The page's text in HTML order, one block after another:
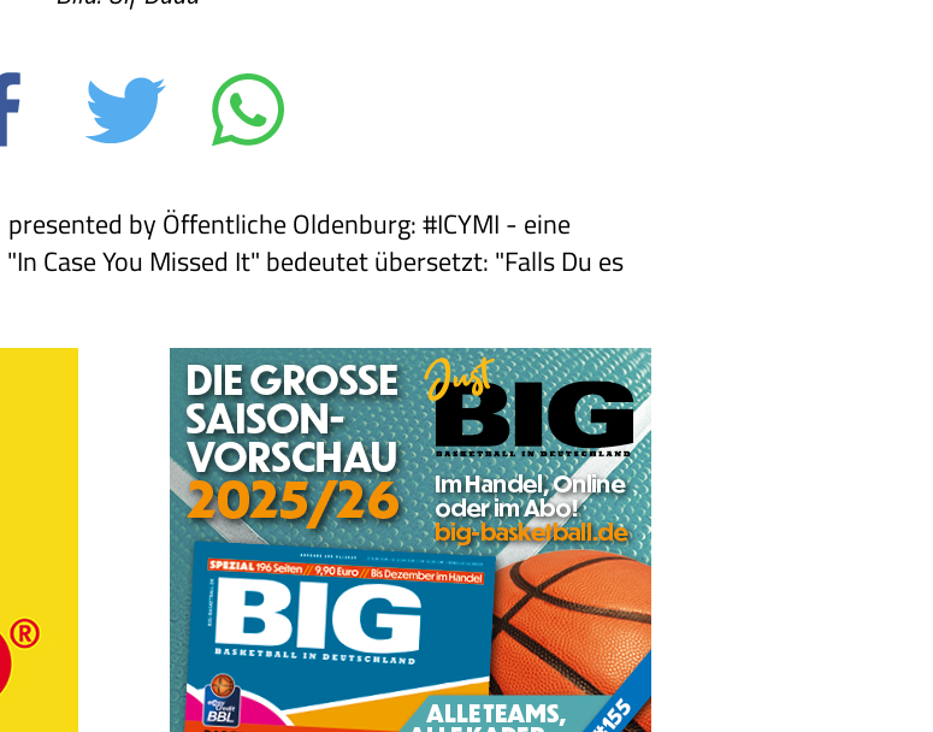
by Öffentliche Oldenburg: #ICYMI - eine
Case You Missed It" bedeutet übersetzt: "Falls Du es